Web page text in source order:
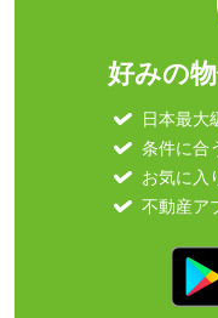
好みの
日本最大
条件に合
お気に入
不動産ア